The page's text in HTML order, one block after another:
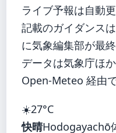
ライブ予報は自動更
記載のガイダンス
に気象編集部が最
データは気象庁ほ
Open-Meteo 経由
☀️27°C
快晴Hodogayachō